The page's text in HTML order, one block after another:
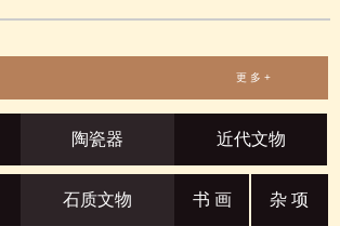
更 多 +
陶瓷器 近代文物
石质文物 书 画 杂 项